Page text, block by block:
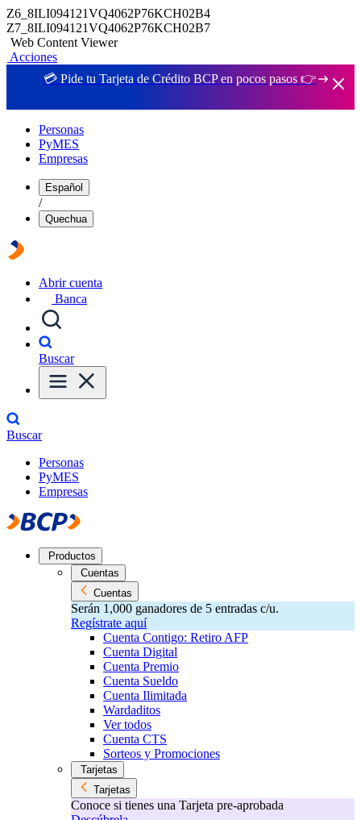
Z6_8ILI094121VQ4062P76KCH02B4
Z7_8ILI094121VQ4062P76KCH02B7
Web Content Viewer
Acciones
💳 Pide tu Tarjeta de Crédito BCP en pocos pasos 👉
Personas
PyMES
Empresas
Español
/
Quechua
Abrir cuenta
Banca
Buscar
Buscar
Personas
PyMES
Empresas
Productos
Cuentas
Cuentas
Serán 1,000 ganadores de 5 entradas c/u.
Regístrate aquí
Cuenta Contigo: Retiro AFP
Cuenta Digital
Cuenta Premio
Cuenta Sueldo
Cuenta Ilimitada
Wardaditos
Ver todos
Cuenta CTS
Sorteos y Promociones
Tarjetas
Tarjetas
Conoce si tienes una Tarjeta pre-aprobada